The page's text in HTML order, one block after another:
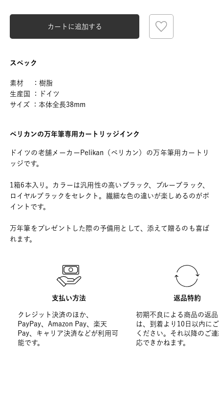
カートに追加する
スペック
素材 ：樹脂
生産国 ：ドイツ
サイズ ：本体全長38mm
ペリカンの万年筆専用カートリッジインク
ドイツの老舗メーカーPelikan（ペリカン）の万年筆用カートリ
ッジです。
1箱6本入り。カラーは汎用性の高いブラック、ブルーブラック、
ロイヤルブラックをセレクト。繊細な色の違いが楽しめるのがポ
イントです。
万年筆をプレゼントした際の予備用として、添えて贈るのも喜ば
れます。
支払い方法
クレジット決済のほか、
PayPay、Amazon Pay、楽天
Pay、キャリア決済などが利用可
能です。
返品特約
初期不良による商品の返
は、到着より10日以内に
ください。それ以降のご
応できかねます。